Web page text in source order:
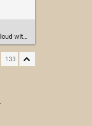
huddles